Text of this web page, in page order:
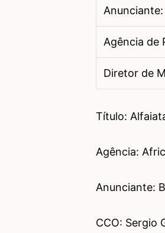
Agência de
Diretor de
Título:
Agência:
Anunciante:
CCO: Sergio